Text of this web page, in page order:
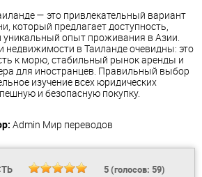
— это привлекательный вариант
который предлагает доступность,
уникальный опыт проживания в Азии.
недвижимости в Таиланде очевидны: это
к морю, стабильный рынок аренды и
для иностранцев. Правильный выбор
изучение всех юридических
и безопасную покупку.
Admin Мир переводов
5(голосов: 59)